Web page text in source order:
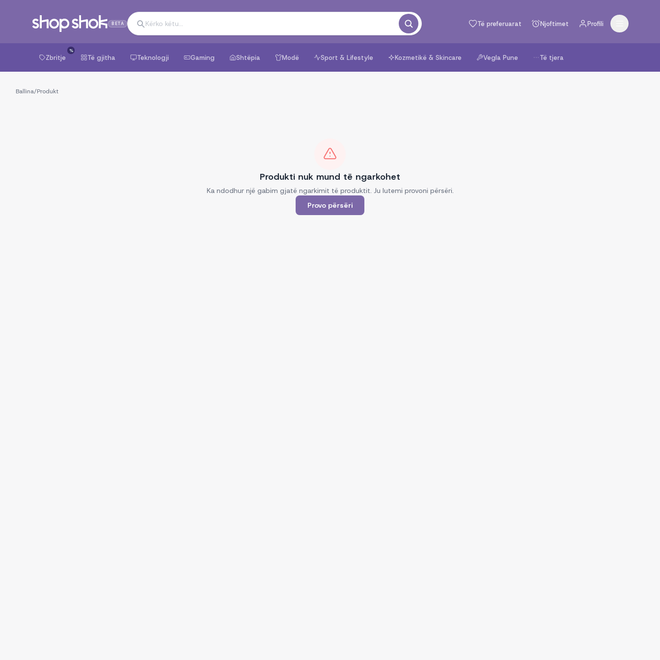
BETA Të preferuarat Njoftimet Profili
Zbritje
%
Të gjitha Teknologji Gaming Shtëpia Modë Sport & Lifestyle Kozmetikë & Skincare Vegla Pune Të tjera
Ballina/Produkt
Produkti nuk mund të ngarkohet
Ka ndodhur një gabim gjatë ngarkimit të produktit. Ju lutemi provoni përsëri.
Provo përsëri